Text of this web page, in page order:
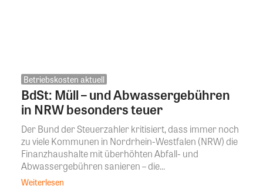
Betriebskosten aktuell
BdSt: Müll – und Abwassergebühren
in NRW besonders teuer
Der Bund der Steuerzahler kritisiert, dass immer noch
zu viele Kommunen in Nordrhein-Westfalen (NRW) die
Finanzhaushalte mit überhöhten Abfall- und
Abwassergebühren sanieren – die...
Weiterlesen